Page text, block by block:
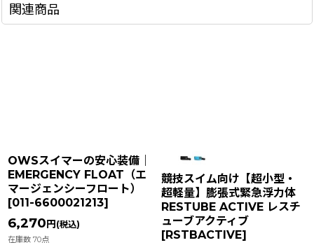
関連商品
OWSスイマーの安心装備｜
EMERGENCY FLOAT（エ
マージェンシーフロート）
[011-6600021213]
6,270円(税込)
在庫数 70点
競技スイム向け【超小型・
超軽量】膨張式緊急浮力体
RESTUBE ACTIVE レスチ
ューブアクティブ
[RSTBACTIVE]